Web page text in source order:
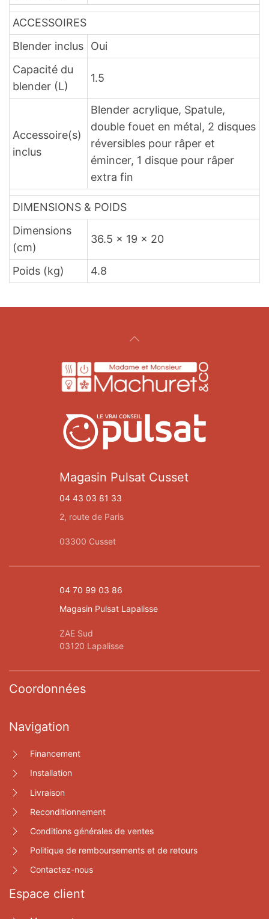
ACCESSOIRES
Blender inclus
Oui
Capacité du
blender (L)
1.5
Accessoire(s)
inclus
Blender acrylique, Spatule,
double fouet en métal, 2 disques
réversibles pour râper et
émincer, 1 disque pour râper
extra fin
DIMENSIONS & POIDS
Dimensions
(cm)
36.5 x 19 x 20
Poids (kg) 4.8
Magasin Pulsat Cusset
04 43 03 81 33
2, route de Paris
03300 Cusset
04 70 99 03 86
Magasin Pulsat Lapalisse
ZAE Sud
03120 Lapalisse
Coordonnées
Navigation
Financement
Installation
Livraison
Reconditionnement
Conditions générales de ventes
Politique de remboursements et de retours
Contactez-nous
Espace client